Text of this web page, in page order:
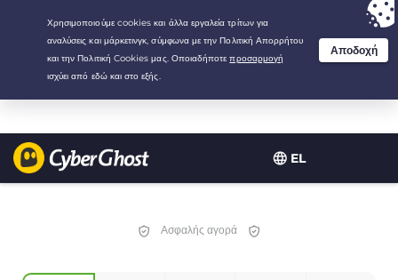
EL
Your choice:The Best Dealfor 2.1666666666667-years at $
/month
Ασφαλής αγορά